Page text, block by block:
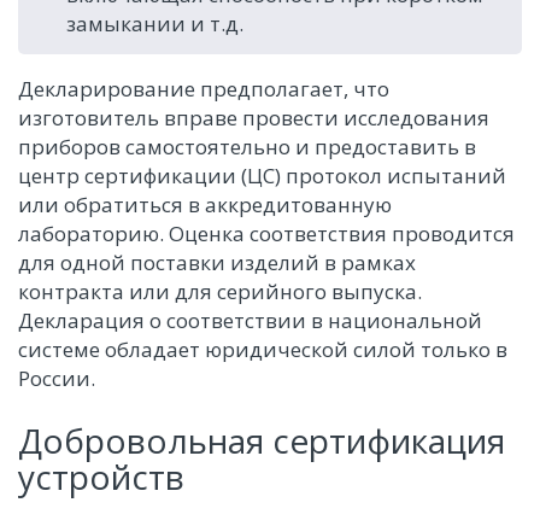
замыкании и т.д.
Декларирование предполагает, что
изготовитель вправе провести исследования
приборов самостоятельно и предоставить в
центр сертификации (ЦС) протокол испытаний
или обратиться в аккредитованную
лабораторию. Оценка соответствия проводится
для одной поставки изделий в рамках
контракта или для серийного выпуска.
Декларация о соответствии в национальной
системе обладает юридической силой только в
России.
Добровольная сертификация
устройств